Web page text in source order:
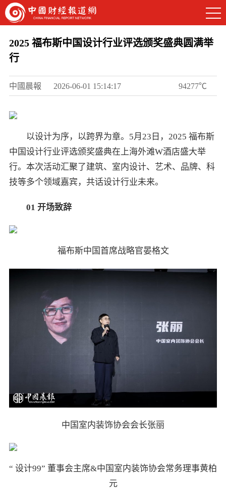
2025 福布斯中国设计行业评选颁奖盛典圆满举
行
中國晨報 2026-06-01 15:14:17 94277℃
以设计为序，以跨界为章。5月23日，2025 福布斯
中国设计行业评选颁奖盛典在上海外滩W酒店盛大举
行。本次活动汇聚了建筑、室内设计、艺术、品牌、科
技等多个领域嘉宾，共话设计行业未来。
01 开场致辞
福布斯中国首席战略官晏格文
中国室内装饰协会会长张丽
“ 设计99” 董事会主席&中国室内装饰协会常务理事黄柏
元